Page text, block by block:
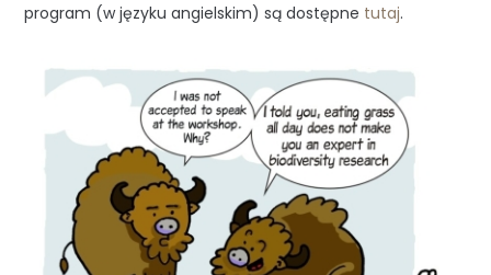
program (w języku angielskim) są dostępne tutaj.